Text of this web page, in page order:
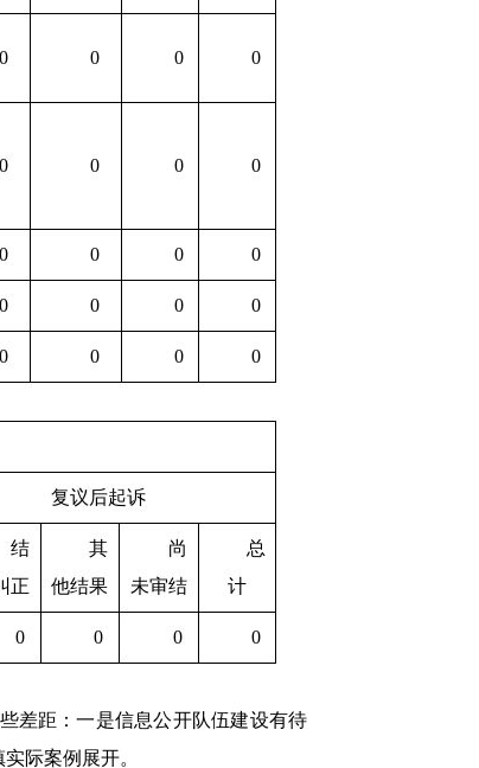
0 0 0 0
0 0 0 0
0 0 0 0
0 0 0 0
0 0 0 0
复议后起诉
结
正
其
他结果
尚
未审结
总
计
0 0 0 0
差距：一是信息公开队伍建设有待
际案例展开。